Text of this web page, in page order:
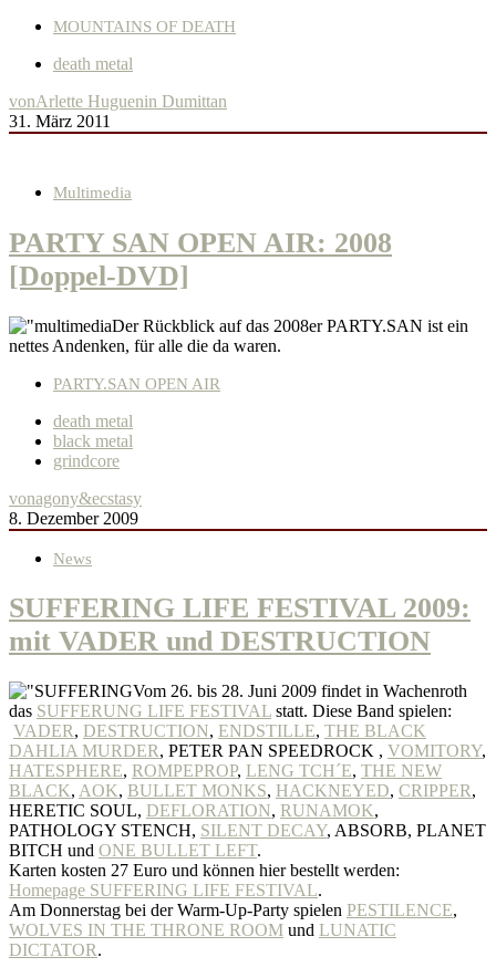
MOUNTAINS OF DEATH
death metal
vonArlette Huguenin Dumittan
31. März 2011
Multimedia
PARTY SAN OPEN AIR: 2008
[Doppel-DVD]
Der Rückblick auf das 2008er PARTY.SAN ist ein
nettes Andenken, für alle die da waren.
PARTY.SAN OPEN AIR
death metal
black metal
grindcore
vonagony&ecstasy
8. Dezember 2009
News
SUFFERING LIFE FESTIVAL 2009:
mit VADER und DESTRUCTION
Vom 26. bis 28. Juni 2009 findet in Wachenroth
das SUFFERUNG LIFE FESTIVAL statt. Diese Band spielen:
VADER, DESTRUCTION, ENDSTILLE, THE BLACK
DAHLIA MURDER, PETER PAN SPEEDROCK , VOMITORY,
HATESPHERE, ROMPEPROP, LENG TCH´E, THE NEW
BLACK, AOK, BULLET MONKS, HACKNEYED, CRIPPER,
HERETIC SOUL, DEFLORATION, RUNAMOK,
PATHOLOGY STENCH, SILENT DECAY, ABSORB, PLANET
BITCH und ONE BULLET LEFT.
Karten kosten 27 Euro und können hier bestellt werden:
Homepage SUFFERING LIFE FESTIVAL.
Am Donnerstag bei der Warm-Up-Party spielen PESTILENCE,
WOLVES IN THE THRONE ROOM und LUNATIC
DICTATOR.